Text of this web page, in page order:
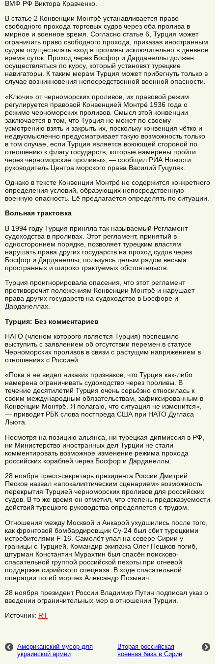
ВМФ РФ Виктора Кравченко.
В статье 2 Конвенции Монтрё устанавливается право
свободного прохода торговых судов через оба пролива в
мирное и военное время. Согласно статье 6, Турция может
ограничить право свободного прохода, приказав иностранным
судам осуществлять вход в проливы исключительно в дневное
время суток. Проход через Босфор и Дарданеллы должен
осуществляться по курсу, который установят турецкие
навигаторы. К таким мерам Турция может прибегнуть только в
случае возникновения непосредственной военной опасности.
«Ключи» от черноморских проливов, их правовой режим
регулируется правовой Конвенцией Монтрё 1936 года о
режиме черноморских проливов. Смысл этой конвенции
заключается в том, что Турция не может по своему
усмотрению взять и закрыть их, поскольку конвенция чётко и
недвусмысленно предусматривает такую возможность только
в том случае, если Турция является воюющей стороной по
отношению к флагу государств, которые намерены пройти
через черноморские проливы», — сообщил РИА Новости
руководитель Центра морского права Василий Гуцуляк.
Однако в тексте Конвенции Монтрё не содержится конкретного
определения условий, образующих непосредственную
военную опасность. Её предлагается определять по ситуации.
Вольная трактовка
В 1994 году Турция приняла так называемый Регламент
судоходства в проливах. Этот регламент, принятый в
одностороннем порядке, позволяет турецким властям
нарушать права других государств на проход судов через
Босфор и Дарданеллы, пользуясь целым рядом весьма
пространных и широко трактуемых обстоятельств.
Турция проигнорировала опасения, что этот регламент
противоречит положениям Конвенции Монтрё и нарушает
права других государств на судоходство в Босфоре и
Дарданеллах.
Турция: Без комментариев
НАТО (членом которого является Турция) поспешило
выступить с заявлением об отсутствии перемен в статусе
Черноморских проливов в связи с растущим напряжением в
отношениях с Россией.
«Пока я не видел никаких признаков, что Турция как-либо
намерена ограничивать судоходство через проливы. В
течение десятилетий Турция очень серьёзно относилась к
своим международным обязательствам, зафиксированным в
Конвенции Монтрё. Я полагаю, что ситуация не изменится»,
— приводит РБК слова постпреда США при НАТО Дугласа
Льюта.
Несмотря на позицию альянса, ни турецкая дипмиссия в РФ,
ни Министерство иностранных дел Турции не стали
комментировать возможное изменение режима прохода
российских кораблей через Босфор и Дарданеллы.
28 ноября пресс-секретарь президента России Дмитрий
Песков назвал «апокалиптическим сценарием» возможность
перекрытия Турцией черноморских проливов для российских
судов. В то же время он отметил, что степень предсказуемости
действий турецкого руководства определяется с трудом.
Отношения между Москвой и Анкарой ухудшились после того,
как фронтовой бомбардировщик Су-24 был сбит турецкими
истребителями F-16. Самолёт упал на севере Сирии у
границы с Турцией. Командир экипажа Олег Пешков погиб,
штурман Константин Мурахтин был спасён поисково-
спасательной группой российской пехоты при огневой
поддержке сирийского спецназа. В ходе спасательной
операции погиб морпех Александр Позынич.
28 ноября президент России Владимир Путин подписал указ о
введении ограничительных мер в отношении Турции.
Источник: RT
Американский мусор для
украинской армии
Вторая российская
военная база в Сирии